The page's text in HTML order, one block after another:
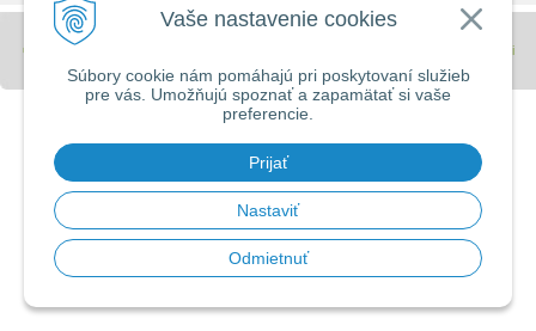
Vaše nastavenie cookies
Súbory cookie nám pomáhajú pri poskytovaní služieb
pre vás. Umožňujú spoznať a zapamätať si vaše
preferencie.
Prijať
Nastaviť
Odmietnuť
© 2026 Stavebniny - DUMA •
spoločnosti
WEBYGROUP